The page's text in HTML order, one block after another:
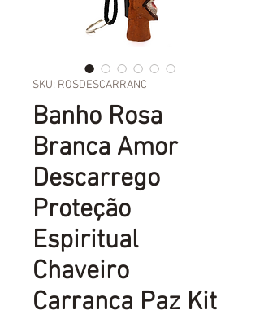
SKU: ROSDESCARRANC
Banho Rosa
Branca Amor
Descarrego
Proteção
Espiritual
Chaveiro
Carranca Paz Kit